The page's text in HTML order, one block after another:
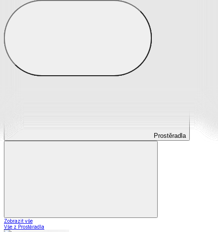
Prostěradla
Prostěradla
Zobrazit vše
Vše z Prostěradla